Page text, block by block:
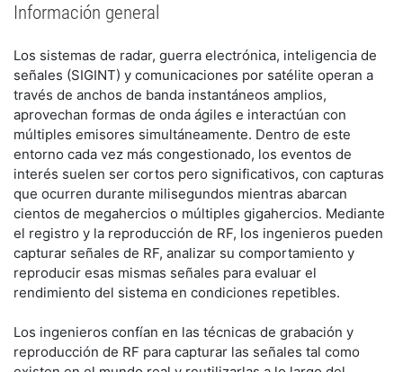
Información general
Los sistemas de radar, guerra electrónica, inteligencia de
señales (SIGINT) y comunicaciones por satélite operan a
través de anchos de banda instantáneos amplios,
aprovechan formas de onda ágiles e interactúan con
múltiples emisores simultáneamente. Dentro de este
entorno cada vez más congestionado, los eventos de
interés suelen ser cortos pero significativos, con capturas
que ocurren durante milisegundos mientras abarcan
cientos de megahercios o múltiples gigahercios. Mediante
el registro y la reproducción de RF, los ingenieros pueden
capturar señales de RF, analizar su comportamiento y
reproducir esas mismas señales para evaluar el
rendimiento del sistema en condiciones repetibles.
Los ingenieros confían en las técnicas de grabación y
reproducción de RF para capturar las señales tal como